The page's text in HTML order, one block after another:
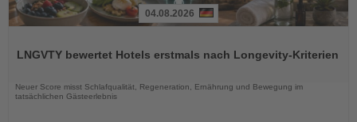
die
04.08.2026
LNGVTY bewertet Hotels erstmals nach Longevity-Kriterien
Neuer Score misst Schlafqualität, Regeneration, Ernährung und Bewegung im
tatsächlichen Gästeerlebnis